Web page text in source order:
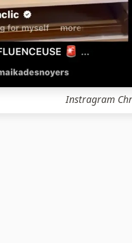
Instragram